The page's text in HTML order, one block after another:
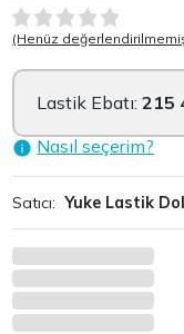
(Henüz
Lastik Ebatı:215
Nasıl seçerim?
Satıcı: Yuke Lastik